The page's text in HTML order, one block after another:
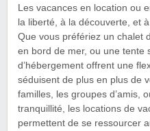
Les vacances en location ou
la liberté, à la découverte, et
Que vous préfériez un chalet
en bord de mer, ou une tente
d’hébergement offrent une
séduisent de plus en plus de
familles, les groupes d’amis,
tranquillité, les locations de
permettent de se ressourcer